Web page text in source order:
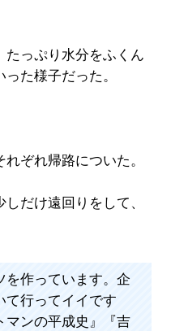
たっぷり水分をふくん
た様子だった。
ぞれ帰路についた。
だけ遠回りをして、
を作っています。企
て行ってイイです
マンの平成史』『吉